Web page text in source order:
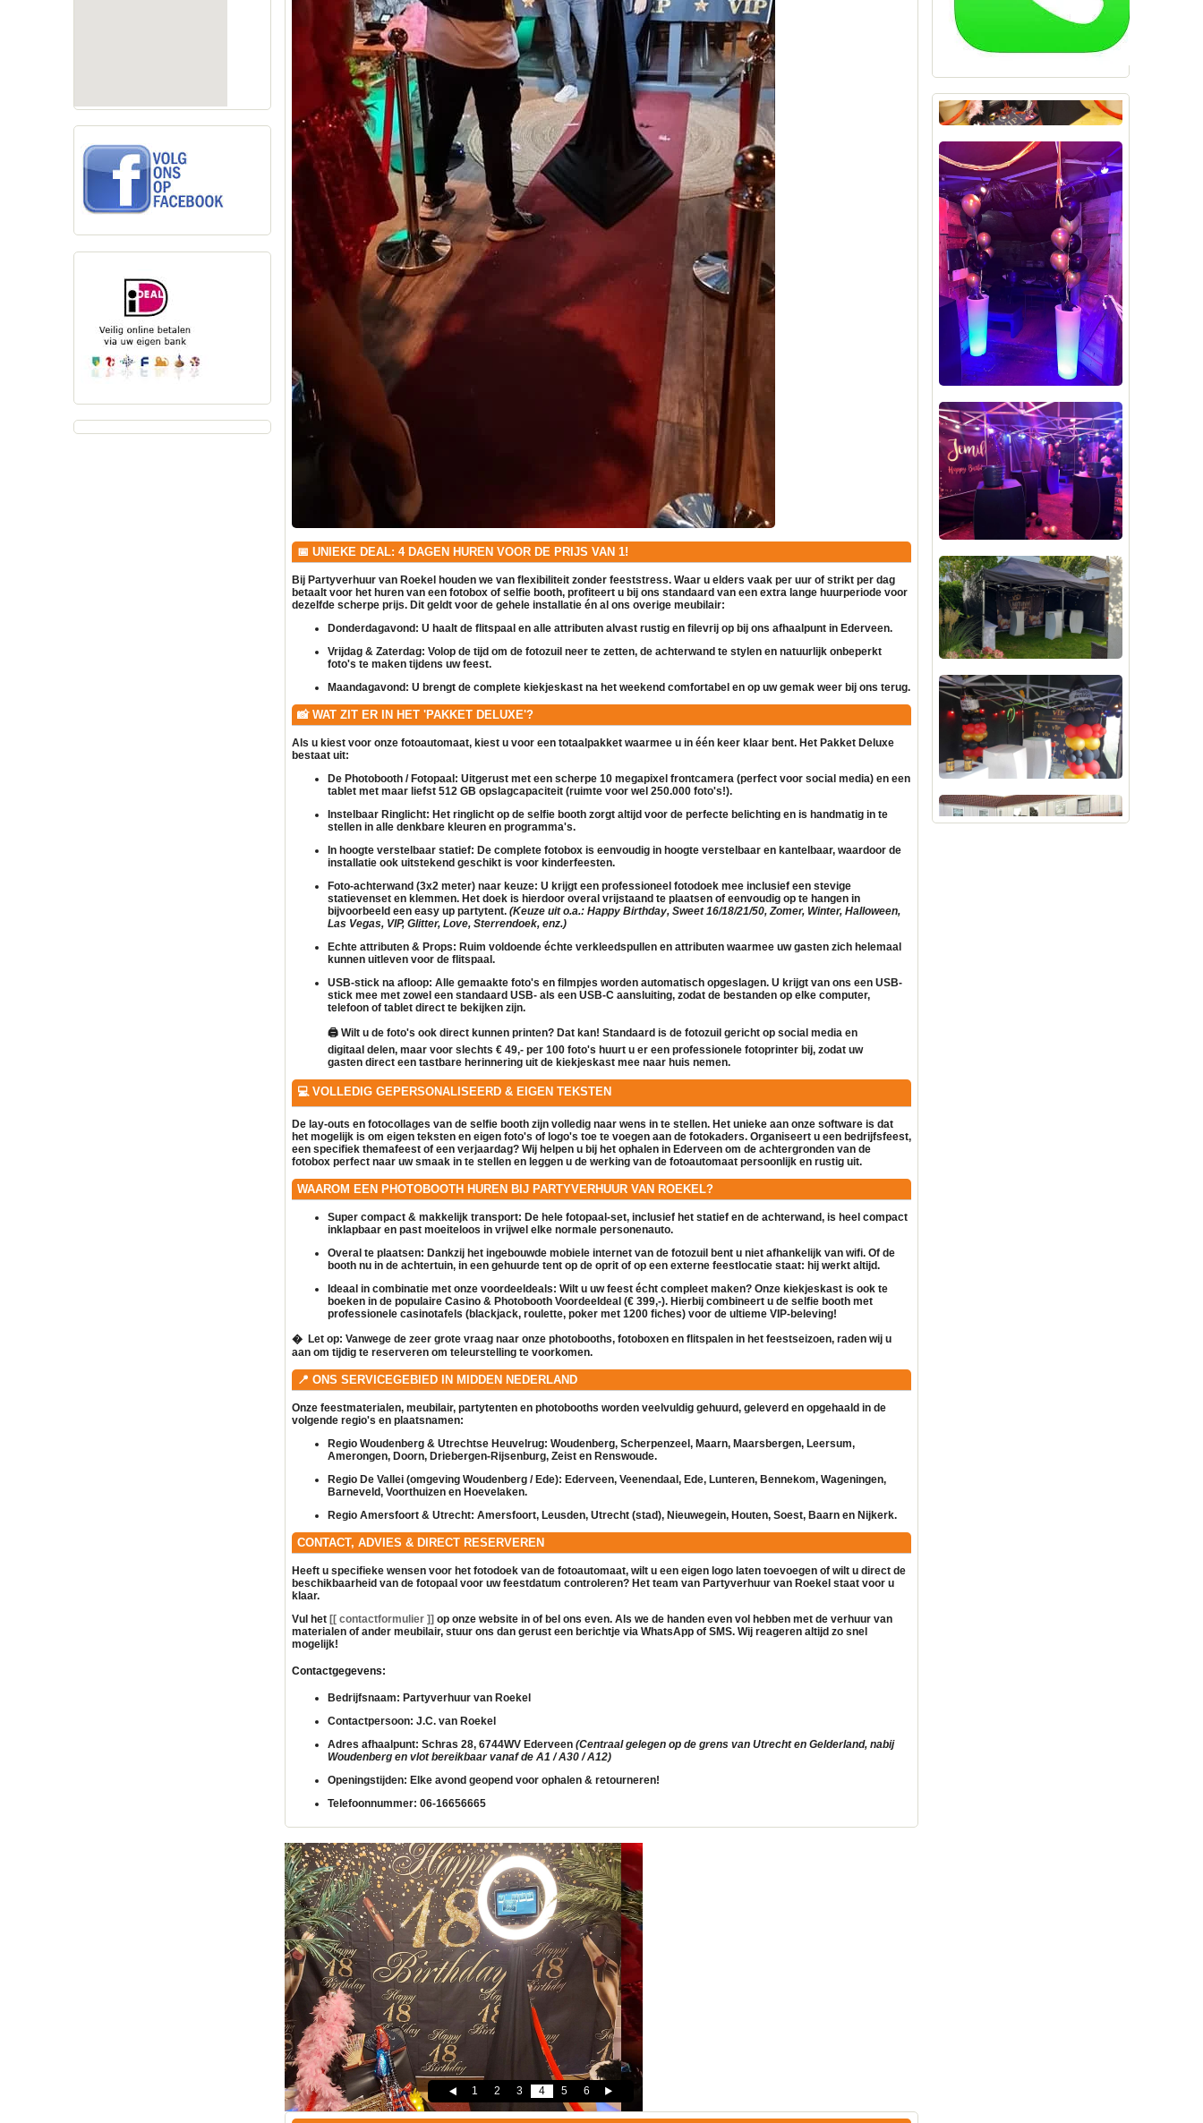
📅 UNIEKE DEAL: 4 DAGEN HUREN VOOR DE PRIJS VAN 1!
Bij Partyverhuur van Roekel houden we van flexibiliteit zonder feeststress. Waar u elders vaak per uur of strikt per dag
betaalt voor het huren van een fotobox of selfie booth, profiteert u bij ons standaard van een extra lange huurperiode voor
dezelfde scherpe prijs. Dit geldt voor de gehele installatie én al ons overige meubilair:
Donderdagavond: U haalt de flitspaal en alle attributen alvast rustig en filevrij op bij ons afhaalpunt in Ederveen.
Vrijdag & Zaterdag: Volop de tijd om de fotozuil neer te zetten, de achterwand te stylen en natuurlijk onbeperkt
foto's te maken tijdens uw feest.
Maandagavond: U brengt de complete kiekjeskast na het weekend comfortabel en op uw gemak weer bij ons terug.
📸 WAT ZIT ER IN HET 'PAKKET DELUXE'?
Als u kiest voor onze fotoautomaat, kiest u voor een totaalpakket waarmee u in één keer klaar bent. Het Pakket Deluxe
bestaat uit:
De Photobooth / Fotopaal: Uitgerust met een scherpe 10 megapixel frontcamera (perfect voor social media) en een
tablet met maar liefst 512 GB opslagcapaciteit (ruimte voor wel 250.000 foto's!).
Instelbaar Ringlicht: Het ringlicht op de selfie booth zorgt altijd voor de perfecte belichting en is handmatig in te
stellen in alle denkbare kleuren en programma's.
In hoogte verstelbaar statief: De complete fotobox is eenvoudig in hoogte verstelbaar en kantelbaar, waardoor de
installatie ook uitstekend geschikt is voor kinderfeesten.
Foto-achterwand (3x2 meter) naar keuze: U krijgt een professioneel fotodoek mee inclusief een stevige
statievenset en klemmen. Het doek is hierdoor overal vrijstaand te plaatsen of eenvoudig op te hangen in
bijvoorbeeld een easy up partytent. (Keuze uit o.a.: Happy Birthday, Sweet 16/18/21/50, Zomer, Winter, Halloween,
Las Vegas, VIP, Glitter, Love, Sterrendoek, enz.)
Echte attributen & Props: Ruim voldoende échte verkleedspullen en attributen waarmee uw gasten zich helemaal
kunnen uitleven voor de flitspaal .
USB-stick na afloop: Alle gemaakte foto's en filmpjes worden automatisch opgeslagen. U krijgt van ons een USB-
stick mee met zowel een standaard USB- als een USB-C aansluiting, zodat de bestanden op elke computer,
telefoon of tablet direct te bekijken zijn.
🖨️ Wilt u de foto's ook direct kunnen printen? Dat kan! Standaard is de fotozuil gericht op social media en
digitaal delen, maar voor slechts € 49,- per 100 foto's huurt u er een professionele fotoprinter bij, zodat uw
gasten direct een tastbare herinnering uit de kiekjeskast mee naar huis nemen.
💻 VOLLEDIG GEPERSONALISEERD & EIGEN TEKSTEN
De lay-outs en fotocollages van de selfie booth zijn volledig naar wens in te stellen. Het unieke aan onze software is dat
het mogelijk is om eigen teksten en eigen foto's of logo's toe te voegen aan de fotokaders. Organiseert u een bedrijfsfeest,
een specifiek themafeest of een verjaardag? Wij helpen u bij het ophalen in Ederveen om de achtergronden van de
fotobox perfect naar uw smaak in te stellen en leggen u de werking van de fotoautomaat persoonlijk en rustig uit.
WAAROM EEN PHOTOBOOTH HUREN BIJ PARTYVERHUUR VAN ROEKEL?
Super compact & makkelijk transport: De hele fotopaal -set, inclusief het statief en de achterwand, is heel compact
inklapbaar en past moeiteloos in vrijwel elke normale personenauto.
Overal te plaatsen: Dankzij het ingebouwde mobiele internet van de fotozuil bent u niet afhankelijk van wifi. Of de
booth nu in de achtertuin, in een gehuurde tent op de oprit of op een externe feestlocatie staat: hij werkt altijd.
Ideaal in combinatie met onze voordeeldeals: Wilt u uw feest écht compleet maken? Onze kiekjeskast is ook te
boeken in de populaire Casino & Photobooth Voordeeldeal (€ 399,-). Hierbij combineert u de selfie booth met
professionele casinotafels (blackjack, roulette, poker met 1200 fiches) voor de ultieme VIP-beleving!
� ️ Let op: Vanwege de zeer grote vraag naar onze photobooths, fotoboxen en flitspalen in het feestseizoen, raden wij u
aan om tijdig te reserveren om teleurstelling te voorkomen.
📍 ONS SERVICEGEBIED IN MIDDEN NEDERLAND
Onze feestmaterialen, meubilair, partytenten en photobooths worden veelvuldig gehuurd, geleverd en opgehaald in de
volgende regio's en plaatsnamen:
Regio Woudenberg & Utrechtse Heuvelrug: Woudenberg, Scherpenzeel, Maarn, Maarsbergen, Leersum,
Amerongen, Doorn, Driebergen-Rijsenburg, Zeist en Renswoude.
Regio De Vallei (omgeving Woudenberg / Ede): Ederveen, Veenendaal, Ede, Lunteren, Bennekom, Wageningen,
Barneveld, Voorthuizen en Hoevelaken.
Regio Amersfoort & Utrecht: Amersfoort, Leusden, Utrecht (stad), Nieuwegein, Houten, Soest, Baarn en Nijkerk.
CONTACT, ADVIES & DIRECT RESERVEREN
Heeft u specifieke wensen voor het fotodoek van de fotoautomaat, wilt u een eigen logo laten toevoegen of wilt u direct de
beschikbaarheid van de fotopaal voor uw feestdatum controleren? Het team van Partyverhuur van Roekel staat voor u
klaar.
Vul het [[ contactformulier ]] op onze website in of bel ons even. Als we de handen even vol hebben met de verhuur van
materialen of ander meubilair, stuur ons dan gerust een berichtje via WhatsApp of SMS. Wij reageren altijd zo snel
mogelijk!
Contactgegevens:
Bedrijfsnaam: Partyverhuur van Roekel
Contactpersoon: J.C. van Roekel
Adres afhaalpunt: Schras 28, 6744WV Ederveen (Centraal gelegen op de grens van Utrecht en Gelderland, nabij
Woudenberg en vlot bereikbaar vanaf de A1 / A30 / A12)
Openingstijden: Elke avond geopend voor ophalen & retourneren!
Telefoonnummer: 06-16656665
1 2 3 4 5 6